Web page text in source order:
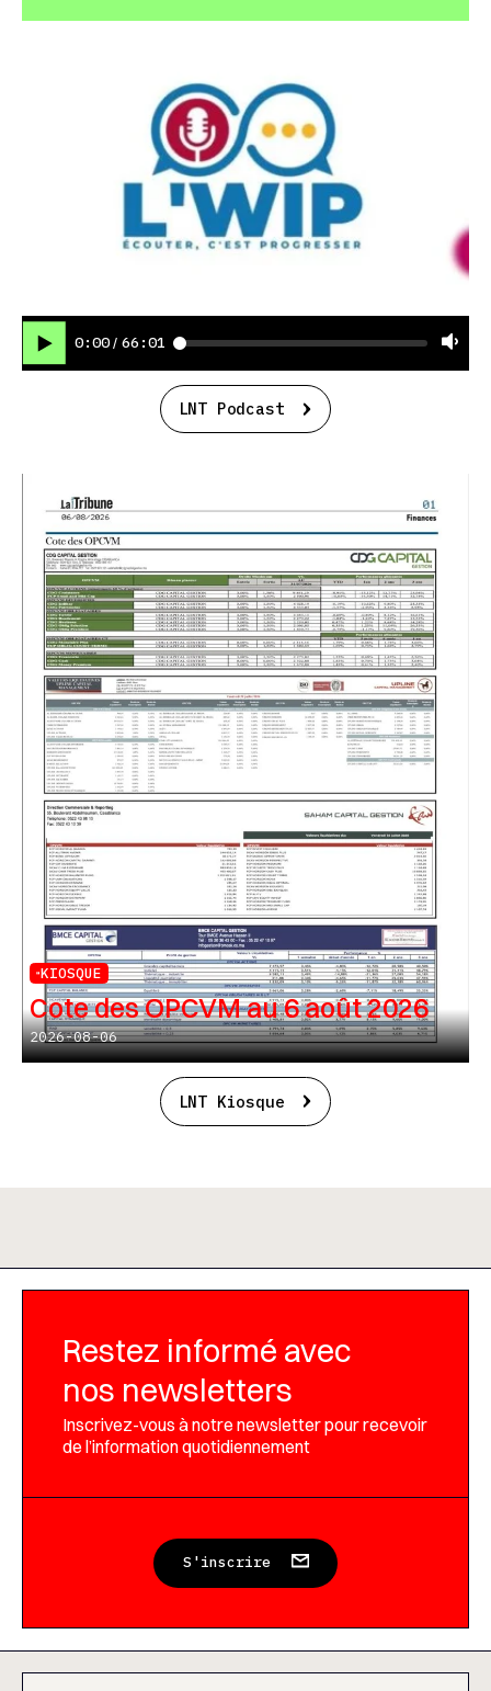
0:00 / 66:01
LNT Podcast
KIOSQUE
Cote des OPCVM au 6 août 2026
2026-08-06
LNT Kiosque
Restez informé avec
nos newsletters
Inscrivez-vous à notre newsletter pour recevoir
de l’information quotidiennement
S'inscrire